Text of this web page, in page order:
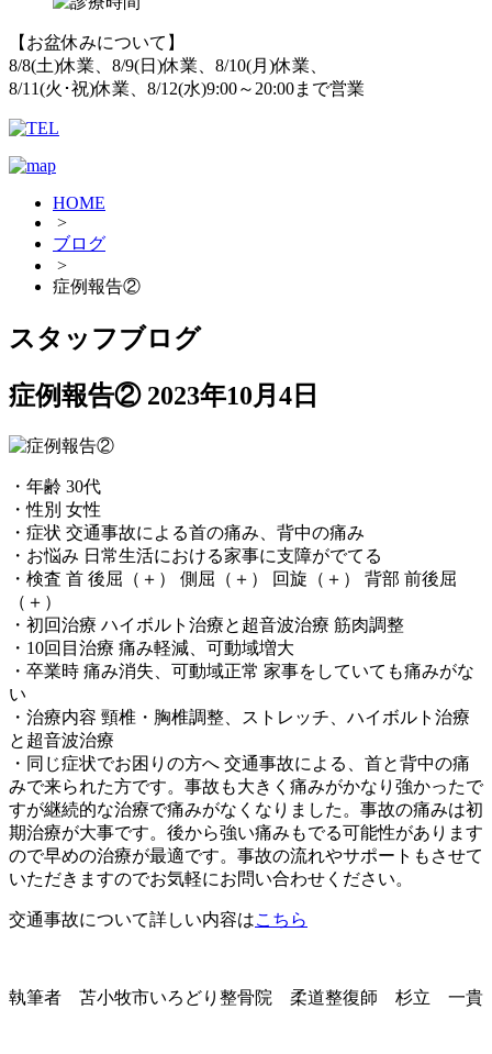
【お盆休みについて】
8/8(土)休業、8/9(日)休業、8/10(月)休業、
8/11(火･祝)休業、8/12(水)9:00～20:00まで営業
HOME
>
ブログ
>
症例報告②
スタッフブログ
症例報告② 2023年10月4日
・年齢 30代
・性別 女性
・症状 交通事故による首の痛み、背中の痛み
・お悩み 日常生活における家事に支障がでてる
・検査 首 後屈（＋） 側屈（＋） 回旋（＋） 背部 前後屈
（＋）
・初回治療 ハイボルト治療と超音波治療 筋肉調整
・10回目治療 痛み軽減、可動域増大
・卒業時 痛み消失、可動域正常 家事をしていても痛みがな
い
・治療内容 頸椎・胸椎調整、ストレッチ、ハイボルト治療
と超音波治療
・同じ症状でお困りの方へ 交通事故による、首と背中の痛
みで来られた方です。事故も大きく痛みがかなり強かったで
すが継続的な治療で痛みがなくなりました。事故の痛みは初
期治療が大事です。後から強い痛みもでる可能性があります
ので早めの治療が最適です。事故の流れやサポートもさせて
いただきますのでお気軽にお問い合わせください。
交通事故について詳しい内容はこちら
執筆者 苫小牧市いろどり整骨院 柔道整復師 杉立 一貴